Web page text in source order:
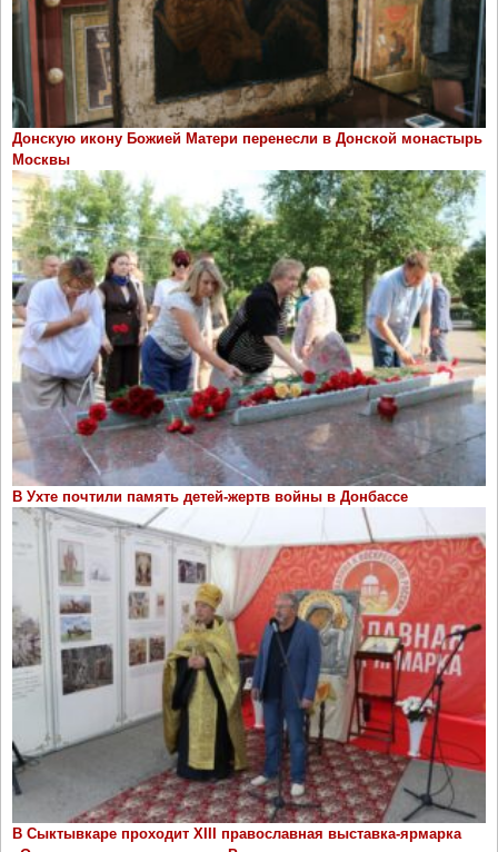
Донскую икону Божией Матери перенесли в Донской монастырь
Москвы
В Ухте почтили память детей-жертв войны в Донбассе
В Сыктывкаре проходит ХIII православная выставка-ярмарка